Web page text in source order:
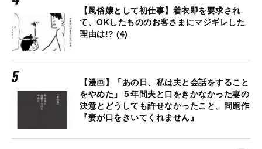
【風俗嬢として初仕事】着衣即を要求され
て、OKしたもののお客さまにマジギレした
理由は!? (4)
【漫画】「あの日、私は夫と会話をすること
をやめた」５年間夫と口をきかなかった妻の
決意とどうしても許せなかったこと。問題作
『妻が口をきいてくれません』